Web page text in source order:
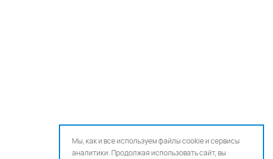
Мы, как и все используем файлы cookie и сервисы
аналитики. Продолжая использовать сайт, вы